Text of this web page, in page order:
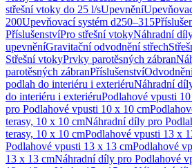
střešní vtoky do 25 l/sUpevnění
200Upevňovací systém d250–315
PříslušenstvíPro střešní vtokyNáhradní
upevněníGravitační odvodnění střech
Střešní vtokyPrvky parotěsných zábran
parotěsných zábranPříslušenství
podlah do interiéru i exteriéruNáhradní
do interiéru i exteriéruPodlahové vpusti
pro Podlahové vpusti 10 x 10 cm
terasy, 10 x 10 cmNáhradní díly pro
terasy, 10 x 10 cmPodlahové vpusti 13 x
Podlahové vpusti 13 x 13 cmPodlahové
13 x 13 cmNáhradní díly pro Podlahové